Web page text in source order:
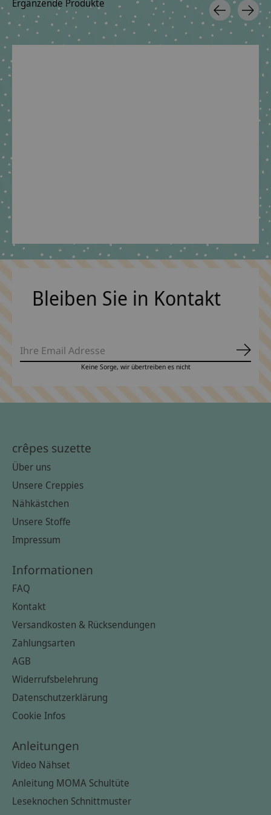
Ergänzende Produkte
Carousel items
aus Stoff
grau,
€39,90
*Inkl. MwSt.
Bleiben Sie in Kontakt
Keine Sorge, wir übertreiben es nicht
crêpes suzette
Über uns
Unsere Creppies
Nähkästchen
Unsere Stoffe
Impressum
Informationen
FAQ
Kontakt
Versandkosten & Rücksendungen
Zahlungsarten
AGB
Widerrufsbelehrung
Datenschutzerklärung
Cookie Infos
Anleitungen
Video Nähset
Anleitung MOMA Schultüte
Leseknochen Schnittmuster